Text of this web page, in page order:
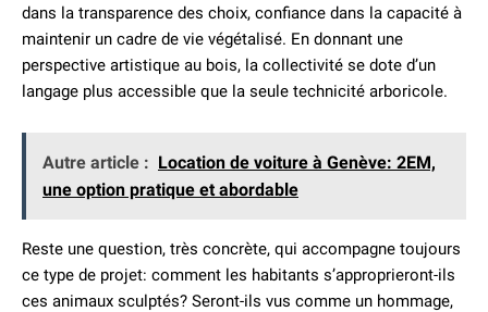
dans la transparence des choix, confiance dans la capacité à
maintenir un cadre de vie végétalisé. En donnant une
perspective artistique au bois, la collectivité se dote d’un
langage plus accessible que la seule technicité arboricole.
Autre article : Location de voiture à Genève: 2EM,
une option pratique et abordable
Reste une question, très concrète, qui accompagne toujours
ce type de projet: comment les habitants s’approprieront-ils
ces animaux sculptés? Seront-ils vus comme un hommage,